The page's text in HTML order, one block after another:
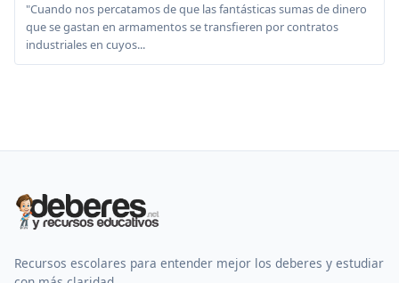
"Cuando nos percatamos de que las fantásticas sumas de dinero
que se gastan en armamentos se transfieren por contratos
industriales en cuyos...
Recursos escolares para entender mejor los deberes y estudiar